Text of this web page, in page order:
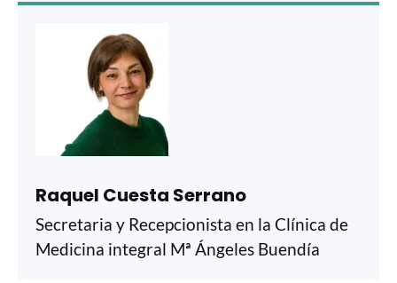
Raquel Cuesta Serrano
Secretaria y Recepcionista en la Clínica de
Medicina integral Mª Ángeles Buendía